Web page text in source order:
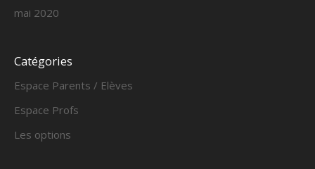
mai 2020
Catégories
Espace Parents / Elèves
Espace Profs
Les options